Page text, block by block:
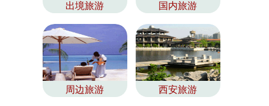
出境旅游 国内旅游
周边旅游 西安旅游